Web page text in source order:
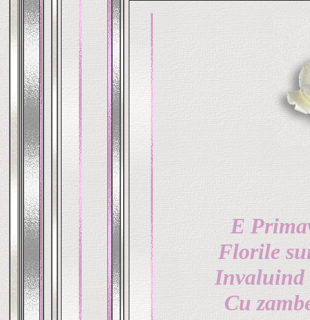
E
Florile
Invaluind
Cu